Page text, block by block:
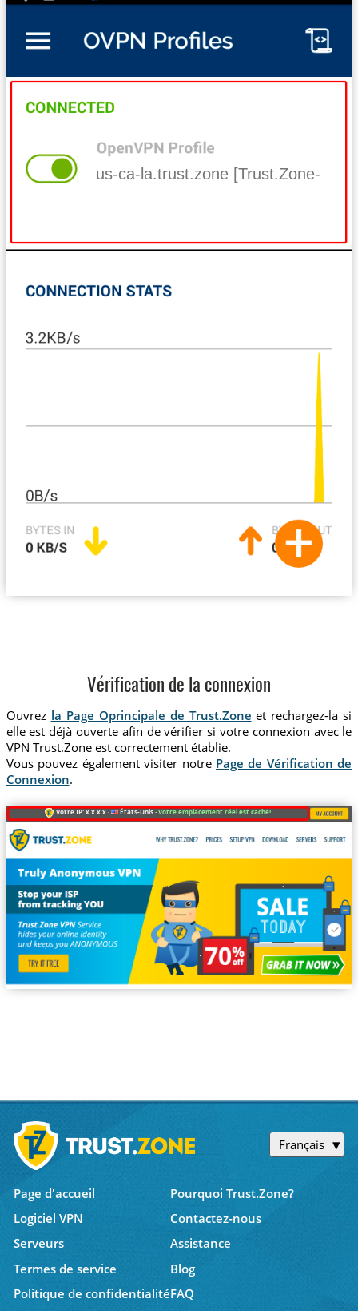
us-ca-la.trust.zone [Trust.Zone-
Vérification de la connexion
Ouvrez la Page Oprincipale de Trust.Zone et rechargez-la si
elle est déjà ouverte afin de vérifier si votre connexion avec le
VPN Trust.Zone est correctement établie.
Vous pouvez également visiter notre Page de Vérification de
Connexion.
Votre IP: x.x.x.x · États-Unis ·Votre emplacement réel est caché!
Français
Page d'accueil
Pourquoi Trust.Zone?
Logiciel VPN
Contactez-nous
Serveurs
Assistance
Termes de service
Blog
Politique de confidentialitéFAQ